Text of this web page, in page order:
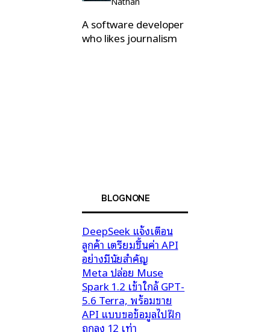
A software developer
who likes journalism
BLOGNONE
DeepSeek แจ้งเตือน
ลูกค้า เตรียมขึ้นค่า API
อย่างมีนัยสำคัญ
Meta ปล่อย Muse
Spark 1.2 เข้าใกล้ GPT-
5.6 Terra, พร้อมขาย
API แบบขอข้อมูลไปฝึก
ถูกลง 12 เท่า